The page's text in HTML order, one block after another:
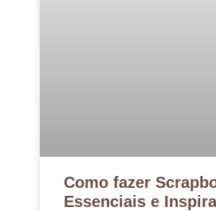
Como fazer
Essenciais e